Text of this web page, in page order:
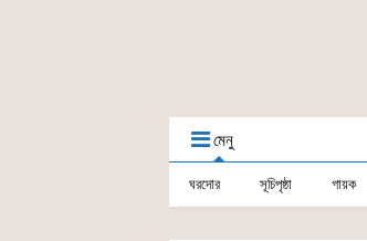
মেনু
ঘরদোর সূচিপৃষ্ঠা গায়ক